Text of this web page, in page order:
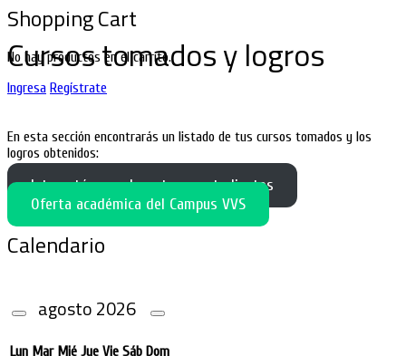
Shopping Cart
No hay productos en el carrito.
Ingresa Regístrate
Cursos tomados y logros
En esta sección encontrarás un listado de tus cursos tomados y los
logros obtenidos:
Interactúa con docentes y estudiantes
Oferta académica del Campus VVS
Calendario
agosto2026
Lun Mar Mié Jue Vie Sáb Dom